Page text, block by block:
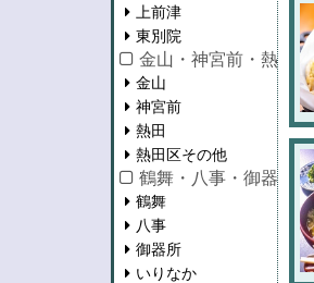
上前津
東別院
金山・神宮前・熱田区
金山
神宮前
熱田
熱田区その他
鶴舞・八事・御器所
鶴舞
八事
御器所
いりなか